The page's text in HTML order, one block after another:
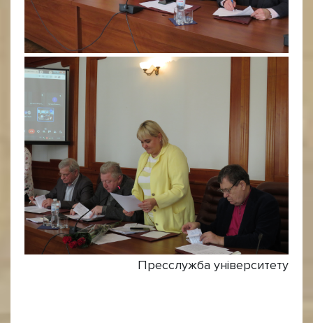
Пресслужба університету